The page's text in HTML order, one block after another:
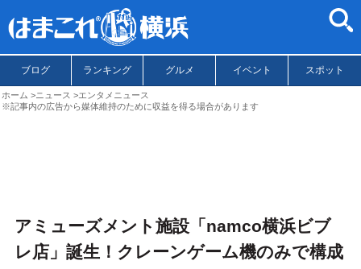
ブログ ランキング グルメ イベント スポット
ホーム ニュース
エンタメニュース
※記事内の広告から媒体維持のために収益を得る場合があります
アミューズメント施設「namco横浜ビブ
レ店」誕生！クレーンゲーム機のみで構成